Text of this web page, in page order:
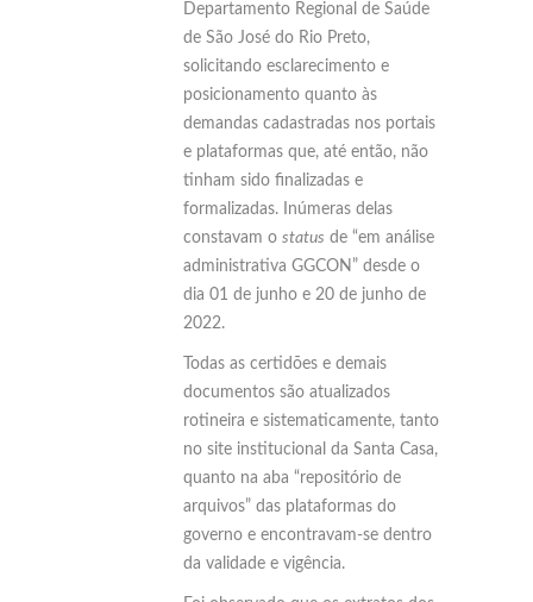
Departamento Regional de Saúde
de São José do Rio Preto,
solicitando esclarecimento e
posicionamento quanto às
demandas cadastradas nos portais
e plataformas que, até então, não
tinham sido finalizadas e
formalizadas. Inúmeras delas
constavam o status de “em análise
administrativa GGCON” desde o
dia 01 de junho e 20 de junho de
2022.
Todas as certidões e demais
documentos são atualizados
rotineira e sistematicamente, tanto
no site institucional da Santa Casa,
quanto na aba “repositório de
arquivos” das plataformas do
governo e encontravam-se dentro
da validade e vigência.